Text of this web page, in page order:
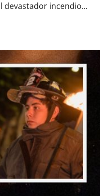
devastador incendio...